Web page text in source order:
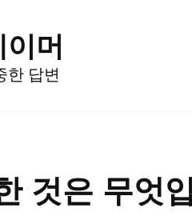
머
한 답변
것은 무엇